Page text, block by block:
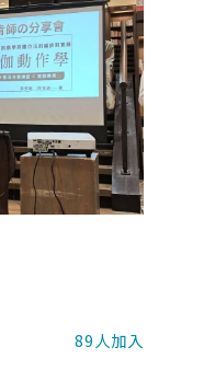
89 人加入